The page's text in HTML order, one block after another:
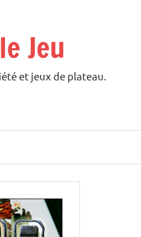
Jeu
et jeux de plateau.